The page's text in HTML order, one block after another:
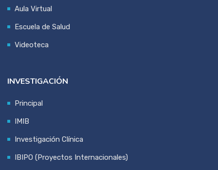
Aula Virtual
Escuela de Salud
Videoteca
INVESTIGACIÓN
Principal
IMIB
Investigación Clínica
IBIPO (Proyectos Internacionales)